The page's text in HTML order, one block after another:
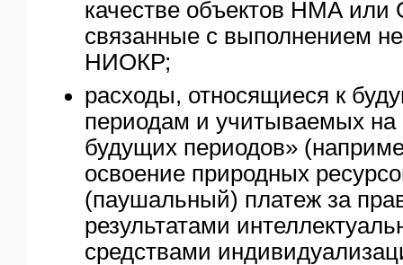
качестве объектов НМА или
связанные с выполнением
НИОКР;
расходы, относящиеся к
периодам и учитываемых на
будущих периодов»
освоение природных
(паушальный) платеж за
результатами
средствами